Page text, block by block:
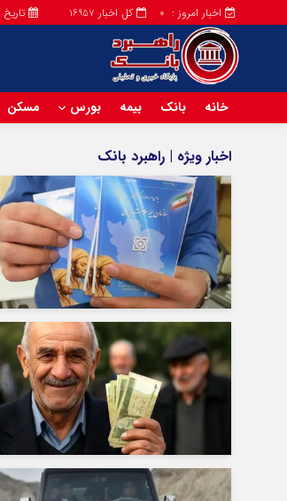
کل اخبار 16957 اخبار امروز : 0 تاریخ :
خانه بانک بیمه بورس مسکن
اخبار ویژه | راهبرد بانک